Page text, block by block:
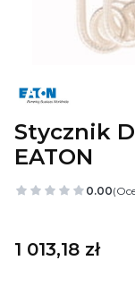
Stycznik
EATON
0.00
Cena
1 013,18 zł